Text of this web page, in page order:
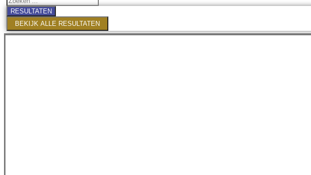
RESULTATEN
BEKIJK ALLE RESULTATEN